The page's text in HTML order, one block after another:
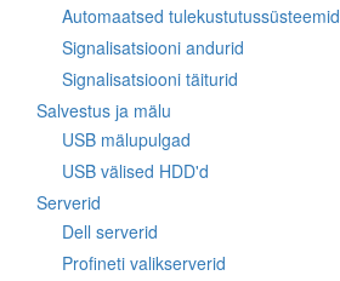
Automaatsed tulekustutussüsteemid
Signalisatsiooni andurid
Signalisatsiooni täiturid
Salvestus ja mälu
USB mälupulgad
USB välised HDD'd
Serverid
Dell serverid
Profineti valikserverid